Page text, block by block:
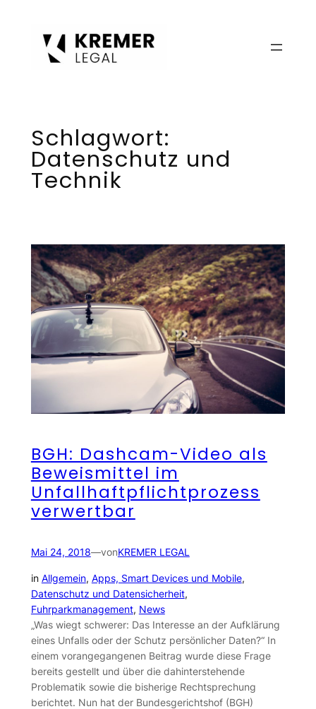
Schlagwort:
Datenschutz und
Technik
BGH: Dashcam-Video als
Beweismittel im
Unfallhaftpflichtprozess
verwertbar
Mai 24, 2018—vonKREMER LEGAL
in Allgemein, Apps, Smart Devices und Mobile
Datenschutz und Datensicherheit
Fuhrparkmanagement, News
„Was wiegt schwerer: Das Interesse an der Aufklärung
eines Unfalls oder der Schutz persönlicher Daten?“ In
einem vorangegangenen Beitrag wurde diese Frage
bereits gestellt und über die dahinterstehende
Problematik sowie die bisherige Rechtsprechung
berichtet. Nun hat der Bundesgerichtshof (BGH)